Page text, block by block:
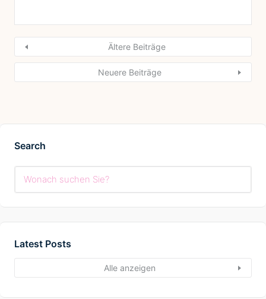
Ältere Beiträge
Neuere Beiträge
Search
Latest Posts
Alle anzeigen